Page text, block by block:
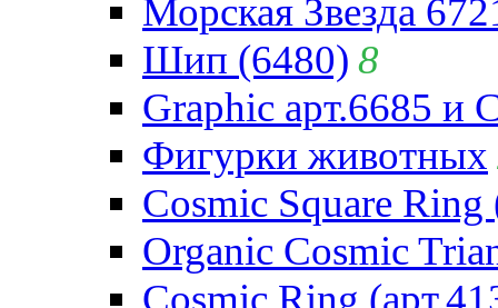
Морская Звезда
Шип (6480) 8
Graphic арт.6685 и
Фигурки животных
Cosmic Square Ring
Organic Cosmic
Cosmic Ring